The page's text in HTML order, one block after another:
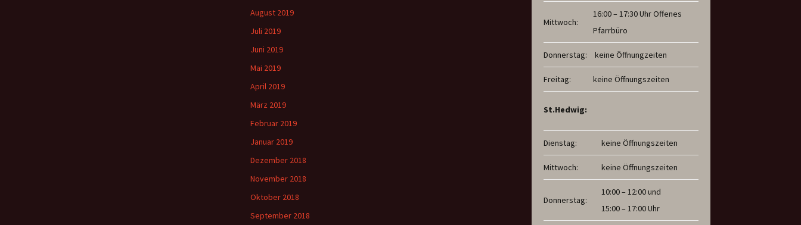
Mittwoch:
16:00 – 17:30 Uhr Offenes
Pfarrbüro
Donnerstag: keine Öffnungzeiten
Freitag: keine Öffnungszeiten
St.Hedwig:
Dienstag: keine Öffnungszeiten
Mittwoch: keine Öffnungszeiten
Donnerstag:
10:00 – 12:00 und
15:00 – 17:00 Uhr
August 2019
Juli 2019
Juni 2019
Mai 2019
April 2019
März 2019
Februar 2019
Januar 2019
Dezember 2018
November 2018
Oktober 2018
September 2018